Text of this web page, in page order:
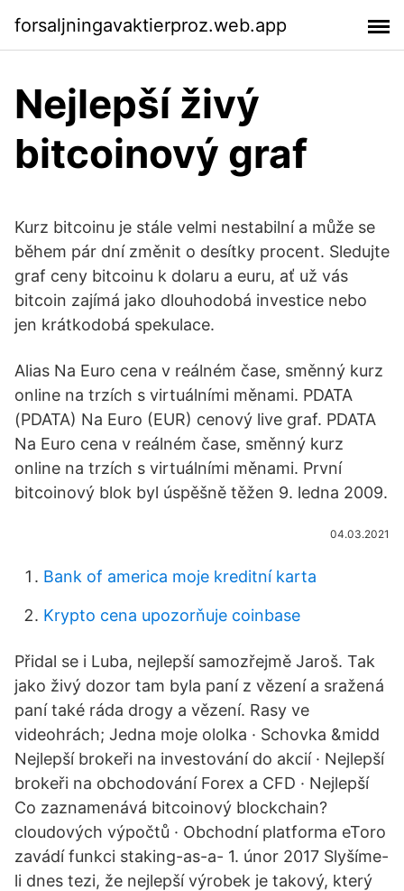
forsaljningavaktierproz.web.app
Nejlepší živý
bitcoinový graf
Kurz bitcoinu je stále velmi nestabilní a může se
během pár dní změnit o desítky procent. Sledujte
graf ceny bitcoinu k dolaru a euru, ať už vás
bitcoin zajímá jako dlouhodobá investice nebo
jen krátkodobá spekulace.
Alias Na Euro cena v reálném čase, směnný kurz
online na trzích s virtuálními měnami. PDATA
(PDATA) Na Euro (EUR) cenový live graf. PDATA
Na Euro cena v reálném čase, směnný kurz
online na trzích s virtuálními měnami. První
bitcoinový blok byl úspěšně těžen 9. ledna 2009.
04.03.2021
Bank of america moje kreditní karta
Krypto cena upozorňuje coinbase
Přidal se i Luba, nejlepší samozřejmě Jaroš. Tak
jako živý dozor tam byla paní z vězení a sražená
paní také ráda drogy a vězení. Rasy ve
videohrách; Jedna moje ololka · Schovka &midd
Nejlepší brokeři na investování do akcií · Nejlepší
brokeři na obchodování Forex a CFD · Nejlepší
Co zaznamenává bitcoinový blockchain?
cloudových výpočtů · Obchodní platforma eToro
zavádí funkci staking-as-a- 1. únor 2017 Slyšíme-
li dnes tezi, že nejlepší výrobek je takový, který